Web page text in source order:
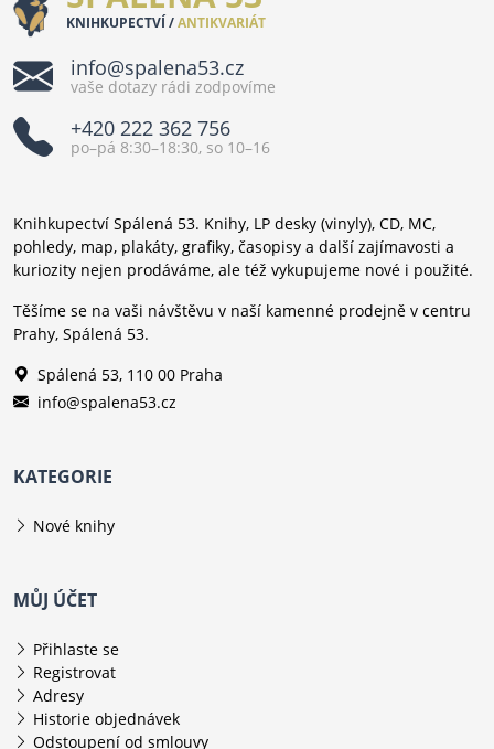
KNIHKUPECTVÍ /ANTIKVARIÁT
info@spalena53.cz
vaše dotazy rádi zodpovíme
+420 222 362 756
po–pá 8:30–18:30, so 10–16
Knihkupectví Spálená 53. Knihy, LP desky (vinyly), CD, MC,
pohledy, map, plakáty, grafiky, časopisy a další zajímavosti a
kuriozity nejen prodáváme, ale též vykupujeme nové i použité.
Těšíme se na vaši návštěvu v naší kamenné prodejně v centru
Prahy, Spálená 53.
Spálená 53, 110 00 Praha
info@spalena53.cz
KATEGORIE
Nové knihy
MŮJ ÚČET
Přihlaste se
Registrovat
Adresy
Historie objednávek
Odstoupení od smlouvy